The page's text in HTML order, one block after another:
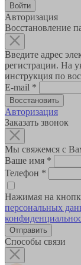
Авторизация
Восстановление
Введите адрес
регистрации. На
инструкция по
E-mail *
Авторизация
Заказать звонок
Мы свяжемся с
Ваше имя *
Телефон *
Нажимая на
персональных
Способы связи